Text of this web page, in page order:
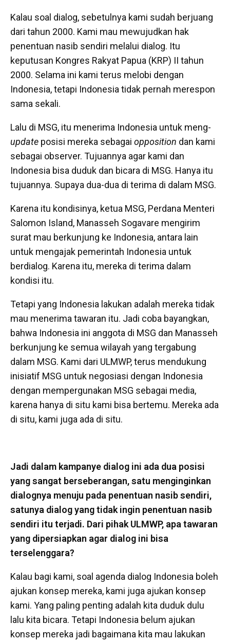
Kalau soal dialog, sebetulnya kami sudah berjuang
dari tahun 2000. Kami mau mewujudkan hak
penentuan nasib sendiri melalui dialog. Itu
keputusan Kongres Rakyat Papua (KRP) II tahun
2000. Selama ini kami terus melobi dengan
Indonesia, tetapi Indonesia tidak pernah merespon
sama sekali.
Lalu di MSG, itu menerima Indonesia untuk meng-
update posisi mereka sebagai opposition dan kami
sebagai observer. Tujuannya agar kami dan
Indonesia bisa duduk dan bicara di MSG. Hanya itu
tujuannya. Supaya dua-dua di terima di dalam MSG.
Karena itu kondisinya, ketua MSG, Perdana Menteri
Salomon Island, Manasseh Sogavare mengirim
surat mau berkunjung ke Indonesia, antara lain
untuk mengajak pemerintah Indonesia untuk
berdialog. Karena itu, mereka di terima dalam
kondisi itu.
Tetapi yang Indonesia lakukan adalah mereka tidak
mau menerima tawaran itu. Jadi coba bayangkan,
bahwa Indonesia ini anggota di MSG dan Manasseh
berkunjung ke semua wilayah yang tergabung
dalam MSG. Kami dari ULMWP, terus mendukung
inisiatif MSG untuk negosiasi dengan Indonesia
dengan mempergunakan MSG sebagai media,
karena hanya di situ kami bisa bertemu. Mereka ada
di situ, kami juga ada di situ.
Jadi dalam kampanye dialog ini ada dua posisi
yang sangat berseberangan, satu menginginkan
dialognya menuju pada penentuan nasib sendiri,
satunya dialog yang tidak ingin penentuan nasib
sendiri itu terjadi. Dari pihak ULMWP, apa tawaran
yang dipersiapkan agar dialog ini bisa
terselenggara?
Kalau bagi kami, soal agenda dialog Indonesia boleh
ajukan konsep mereka, kami juga ajukan konsep
kami. Yang paling penting adalah kita duduk dulu
lalu kita bicara. Tetapi Indonesia belum ajukan
konsep mereka jadi bagaimana kita mau lakukan